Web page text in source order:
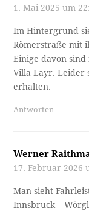
1. Mai 2025 um
Im Hintergrund
Römerstraße mit
Einige davon
Villa Layr. Leider
erhalten.
Antworten
Werner
17. Februar 2026
Man sieht
Innsbruck –